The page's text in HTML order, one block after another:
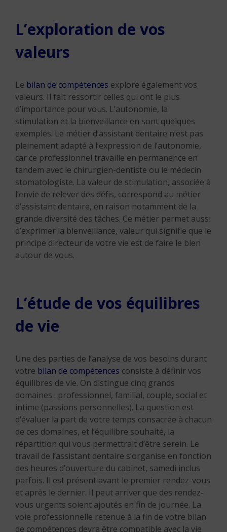
L’exploration de vos
valeurs
Le bilan de compétences explore également vos
valeurs. Il fait ressortir celles qui ont le plus
d’importance pour vous. L’autonomie, la
stimulation et la bienveillance en sont quelques
exemples. Le métier d’assistant dentaire n’est pas
pleinement adapté à l’expression de l’autonomie,
car ce professionnel travaille en permanence en
tandem avec le chirurgien-dentiste ou le médecin
stomatologiste. La valeur de stimulation, associée à
l’envie de relever des défis, correspond au métier
d’assistant dentaire, en raison notamment de la
grande diversité des tâches. Ce métier permet aussi
d’exprimer la bienveillance, valeur qui signifie que le
principe directeur de votre vie est de faire le bien
autour de vous.
L’étude de vos équilibres
de vie
Une des parties de l’analyse de vos besoins durant
votre bilan de compétences consiste à définir vos
équilibres de vie. On distingue cinq grands
domaines : professionnel, familial, couple, social et
intime (passions personnelles). La question est
d’évaluer la part de votre temps consacrée à chacun
de ces domaines, et l’équilibre souhaité, la
répartition qui vous permettrait d’être serein. Le
travail de l’assistant dentaire s’organise en fonction
des heures d’ouverture du cabinet, samedi inclus
parfois. Il est présent avant le premier rendez-vous
et après le dernier. Il peut arriver que des rendez-
vous urgents soient ajoutés en fin de journée. La
voie professionnelle retenue à la fin de votre bilan
de compétences devra être compatible avec la vie